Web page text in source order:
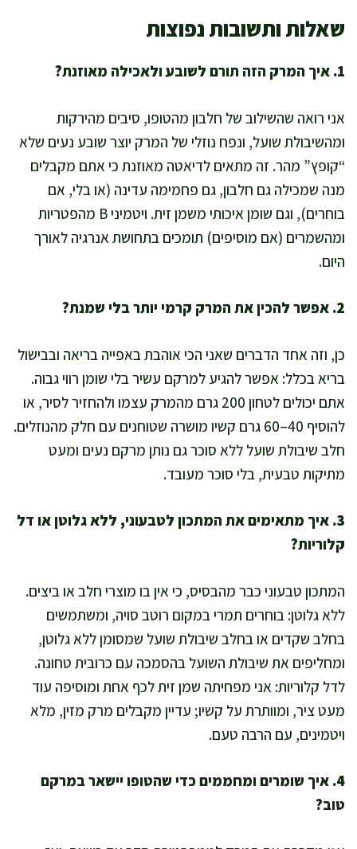
שאלות ותשובות נפוצות
1. איך המרק הזה תורם לשובע ולאכילה מאוזנת?
אני רואה שהשילוב של חלבון מהטופו, סיבים מהירקות
ומהשיבולת שועל, ונפח נוזלי של המרק יוצר שובע נעים שלא
“קופץ” מהר. זה מתאים לדיאטה מאוזנת כי אתם מקבלים
מנה שמכילה גם חלבון, גם פחמימה עדינה (או בלי, אם
בוחרים), וגם שומן איכותי משמן זית. ויטמיני B מהפטריות
ומהשמרים (אם מוסיפים) תומכים בתחושת אנרגיה לאורך
היום.
2. אפשר להכין את המרק קרמי יותר בלי שמנת?
כן, וזה אחד הדברים שאני הכי אוהבת באפייה בריאה ובבישול
בריא בכלל: אפשר להגיע למרקם עשיר בלי שומן רווי גבוה.
אתם יכולים לטחון 200 גרם מהמרק עצמו ולהחזיר לסיר, או
להוסיף 40–60 גרם קשיו מושרה שטוחנים עם חלק מהנוזלים.
חלב שיבולת שועל ללא סוכר גם נותן מרקם נעים ומעט
מתיקות טבעית, בלי סוכר מעובד.
3. איך מתאימים את המתכון לטבעוני, ללא גלוטן או דל
קלוריות?
המתכון טבעוני כבר מהבסיס, כי אין בו מוצרי חלב או ביצים.
ללא גלוטן: בוחרים תמרי במקום רוטב סויה, ומשתמשים
בחלב שקדים או בחלב שיבולת שועל שמסומן ללא גלוטן,
ומחליפים את שיבולת השועל בהסמכה עם כרובית טחונה.
לדל קלוריות: אני מפחיתה שמן זית לכף אחת ומוסיפה עוד
מעט ציר, ומוותרת על קשיו; עדיין מקבלים מרק מזין, מלא
ויטמינים, עם הרבה טעם.
4. איך שומרים ומחממים כדי שהטופו יישאר במרקם
טוב?